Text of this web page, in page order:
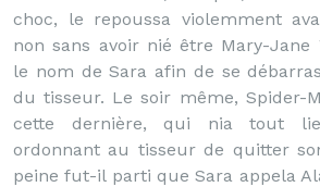
choc, le repoussa violemment
non sans avoir nié être Mary-Jane
le nom de Sara afin de se
du tisseur. Le soir même, Spider-
cette dernière, qui nia tout
ordonnant au tisseur de quitter
peine fut-il parti que Sara appela